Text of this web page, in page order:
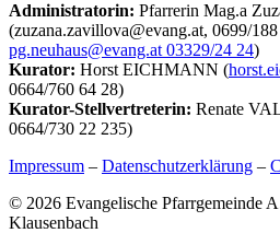
Administratorin: Pfarrerin Mag.a
(zuzana.zavillova@evang.at, 0699/
pg.neuhaus@evang.at 03329/24 24)
Kurator: Horst EICHMANN (
0664/760 64 28)
Kurator-Stellvertreterin: Renate
0664/730 22 235)
Impressum – Datenschutzerklärung –
© 2026 Evangelische Pfarrgemeinde
Klausenbach